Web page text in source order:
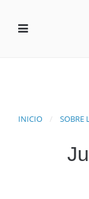
INICIO SOBRE